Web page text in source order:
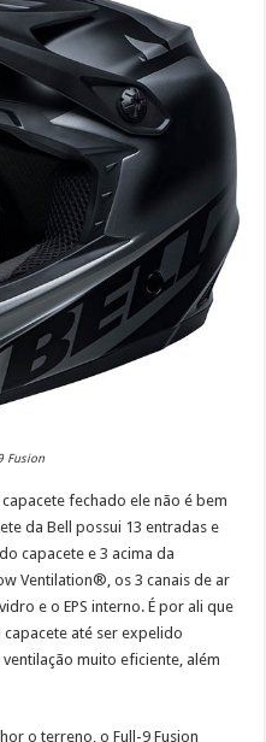
Fusion
fechado ele não é bem
da Bell possui 13 entradas e
capacete e 3 acima da
Ventilation®, os 3 canais de ar
e o EPS interno. É por ali que
até ser expelido
muito eficiente, além
o terreno, o Full-9 Fusion